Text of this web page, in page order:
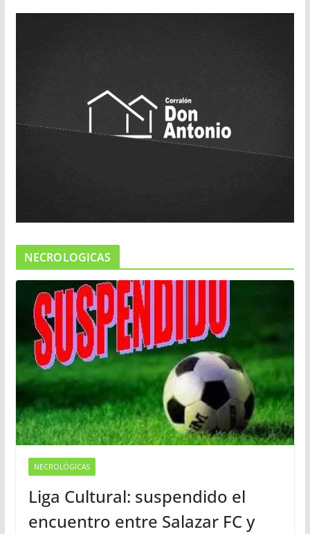
NECROLOGICAS
NECROLÓGICAS
Liga Cultural: suspendido el
encuentro entre Salazar FC y